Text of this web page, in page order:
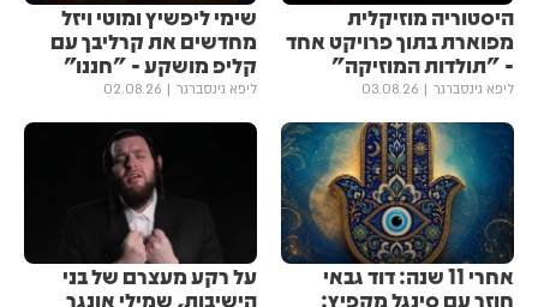
היסטוריה מוזיקלית
מפוארת בתוך פרויקט אחד
- "תולדות המוזיקה"
ליפא גינסברגר 03.08.26
שימי ליפשיץ ומוטי ויזל
מחדשים את קרליבך עם
קליפ מושקע - "חננו"
ליפא גינסברגר 02.08.26
אחרי 11 שנה: דוד גבאי
חוזר עם סינגל מקפיץ:
על רקע מעצרם של בני
הישיבות, שמילי אונגר